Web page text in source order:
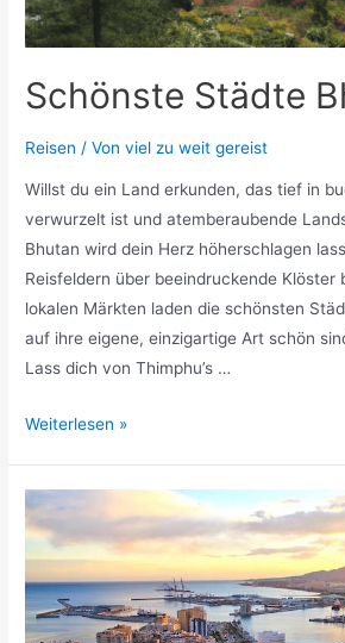
Schönste Städte
Reisen / Vonviel zu weit gereist
Willst du ein Land erkunden, das tief in
verwurzelt ist und atemberaubende
Bhutan wird dein Herz höherschlagen
Reisfeldern über beeindruckende Klöster
lokalen Märkten laden die schönsten
auf ihre eigene, einzigartige Art schön
Lass dich von Thimphu’s …
Schönste
Weiterlesen »